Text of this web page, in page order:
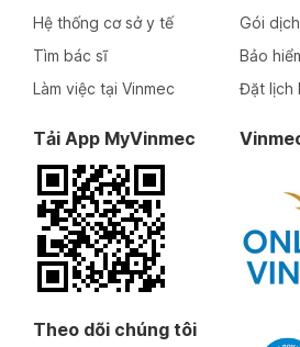
Hệ thống cơ sở y tế
Tìm bác sĩ
Làm việc tại Vinmec
Gói
Bảo
Đặt lịch
Tải App MyVinmec
Theo dõi chúng tôi